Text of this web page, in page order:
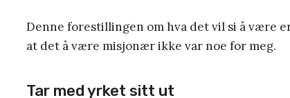
Denne forestillingen om hva det vil si å være
at det å være misjonær ikke var noe for meg.
Tar med yrket sitt ut